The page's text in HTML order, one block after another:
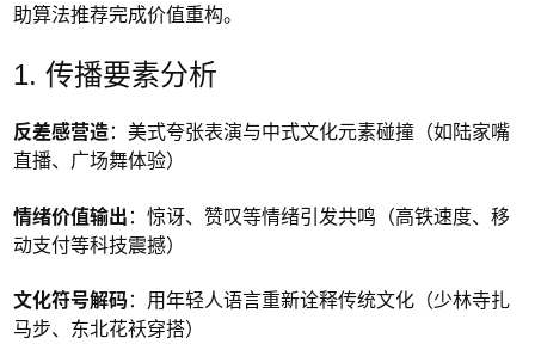
助算法推荐完成价值重构。
1. 传播要素分析
反差感营造：美式夸张表演与中式文化元素碰撞（如陆家嘴
直播、广场舞体验）
情绪价值输出 ：惊讶、赞叹等情绪引发共鸣（高铁速度、移
动支付等科技震撼）
文化符号解码：用年轻人语言重新诠释传统文化（少林寺扎
马步、东北花袄穿搭）